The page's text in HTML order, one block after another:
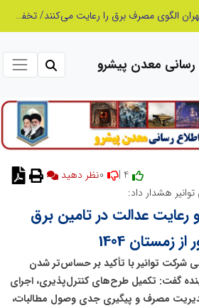
می‌شوند / آیا بافق تافته جدابافته است؟
رسانی معدن پیشرو
هشدار داد:
رعایت عدالت در تامین برق
زمستان 1404
شرکت توانیر با تأکید بر حساس‌تر شدن
گفت: تکمیل طرح‌های کنترل‌پذیری، اجرای
مصرف و پیگیری جدی وصول مطالبات،